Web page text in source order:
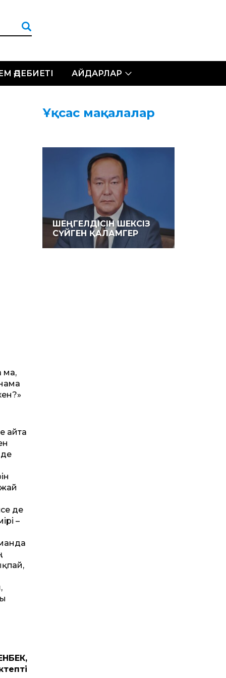
ӘДЕБИЕТІ АЙДАРЛАР
ма,
айта
де
–
Ұқсас мақалалар
ШЕҢГЕЛДІСІН ШЕКСІЗ
СҮЙГЕН ҚАЛАМГЕР